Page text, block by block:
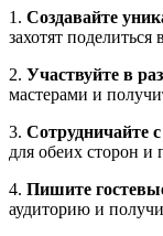
1. Создавайте
захотят
2. Участвуйте в
мастерами и
3. Сотрудничайте
для обеих сторон
4. Пишите
аудиторию и